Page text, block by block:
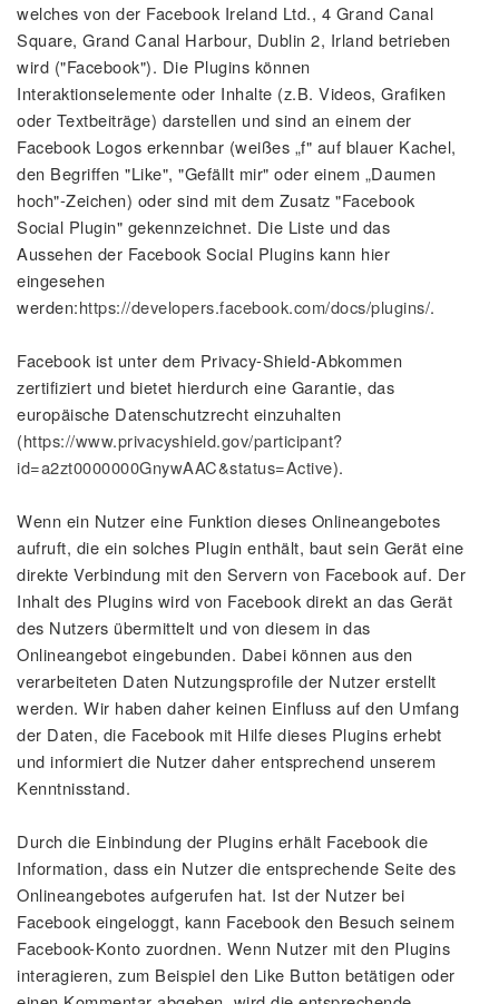
welches von der Facebook Ireland Ltd., 4 Grand Canal
Square, Grand Canal Harbour, Dublin 2, Irland betrieben
wird ("Facebook"). Die Plugins können
Interaktionselemente oder Inhalte (z.B. Videos, Grafiken
oder Textbeiträge) darstellen und sind an einem der
Facebook Logos erkennbar (weißes „f" auf blauer Kachel,
den Begriffen "Like", "Gefällt mir" oder einem „Daumen
hoch"-Zeichen) oder sind mit dem Zusatz "Facebook
Social Plugin" gekennzeichnet. Die Liste und das
Aussehen der Facebook Social Plugins kann hier
eingesehen
werden:https://developers.facebook.com/docs/plugins/.
Facebook ist unter dem Privacy-Shield-Abkommen
zertifiziert und bietet hierdurch eine Garantie, das
europäische Datenschutzrecht einzuhalten
(https://www.privacyshield.gov/participant?
id=a2zt0000000GnywAAC&status=Active).
Wenn ein Nutzer eine Funktion dieses Onlineangebotes
aufruft, die ein solches Plugin enthält, baut sein Gerät eine
direkte Verbindung mit den Servern von Facebook auf. Der
Inhalt des Plugins wird von Facebook direkt an das Gerät
des Nutzers übermittelt und von diesem in das
Onlineangebot eingebunden. Dabei können aus den
verarbeiteten Daten Nutzungsprofile der Nutzer erstellt
werden. Wir haben daher keinen Einfluss auf den Umfang
der Daten, die Facebook mit Hilfe dieses Plugins erhebt
und informiert die Nutzer daher entsprechend unserem
Kenntnisstand.
Durch die Einbindung der Plugins erhält Facebook die
Information, dass ein Nutzer die entsprechende Seite des
Onlineangebotes aufgerufen hat. Ist der Nutzer bei
Facebook eingeloggt, kann Facebook den Besuch seinem
Facebook-Konto zuordnen. Wenn Nutzer mit den Plugins
interagieren, zum Beispiel den Like Button betätigen oder